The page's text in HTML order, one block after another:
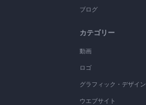
ブログ
カテゴリー
動画
ロゴ
グラフィック・デザイン
ウエブサイト